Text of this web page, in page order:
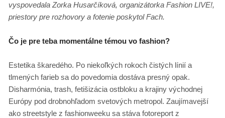
vyspovedala Zorka Husarčíková, organizátorka Fashion LIVE!,
priestory pre rozhovory a fotenie poskytol Fach.
Čo je pre teba momentálne témou vo fashion?
Estetika škaredého. Po niekoľkých rokoch čistých línií a
tlmených farieb sa do povedomia dostáva presný opak.
Disharmónia, trash, fetišizácia ostbloku a krajiny východnej
Európy pod drobnohľadom svetových metropol. Zaujímavejší
ako streetstyle z fashionweeku sa stáva fotoreport z